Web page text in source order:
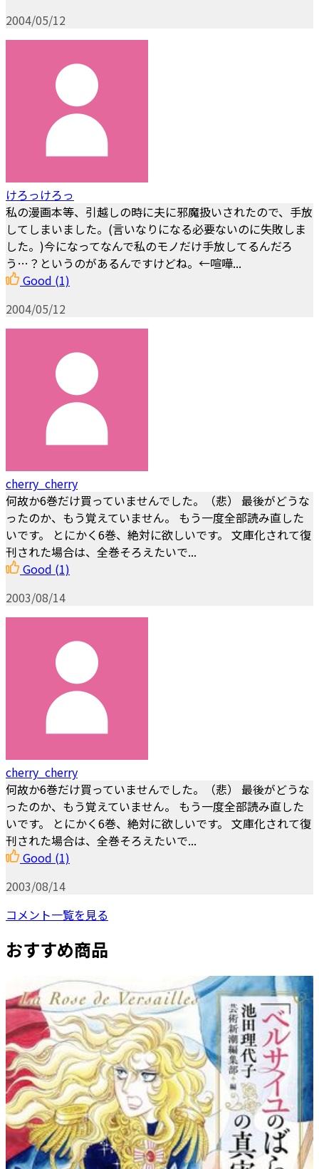
2004/05/12
けろっけろっ
私の漫画本等、引越しの時に夫に邪魔扱いされたので、手放
してしまいました。(言いなりになる必要ないのに失敗しま
した。)今になってなんで私のモノだけ手放してるんだろ
う…？というのがあるんですけどね。←喧嘩...
Good (1)
2004/05/12
cherry_cherry
何故か6巻だけ買っていませんでした。（悲） 最後がどうな
ったのか、もう覚えていません。 もう一度全部読み直した
いです。 とにかく6巻、絶対に欲しいです。 文庫化されて復
刊された場合は、全巻そろえたいで...
Good (1)
2003/08/14
cherry_cherry
何故か6巻だけ買っていませんでした。（悲） 最後がどうな
ったのか、もう覚えていません。 もう一度全部読み直した
いです。 とにかく6巻、絶対に欲しいです。 文庫化されて復
刊された場合は、全巻そろえたいで...
Good (1)
2003/08/14
コメント一覧を見る
おすすめ商品